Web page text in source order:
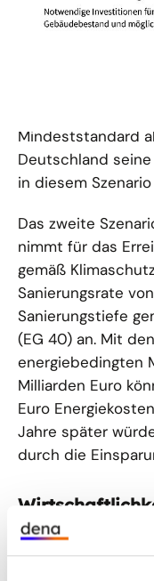
Mindeststandard
Deutschland
in diesem
Das zweite
nimmt für das
gemäß
Sanierungsrate
Sanierungstiefe
(EG 40) an. Mit
energiebedingten
Milliarden Euro
Euro
Jahre später
durch die